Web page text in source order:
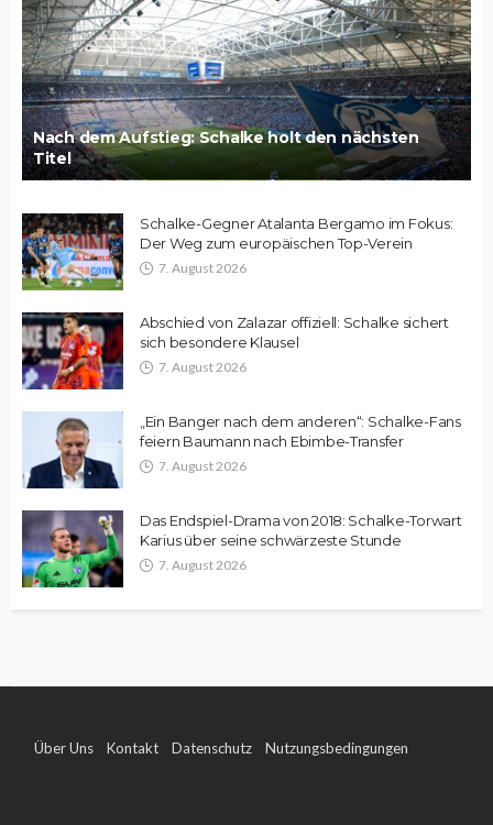
Nach dem Aufstieg: Schalke holt den nächsten
Titel
Schalke-Gegner Atalanta Bergamo im Fokus:
Der Weg zum europäischen Top-Verein
7. August 2026
Abschied von Zalazar offiziell: Schalke sichert
sich besondere Klausel
7. August 2026
„Ein Banger nach dem anderen“: Schalke-Fans
feiern Baumann nach Ebimbe-Transfer
7. August 2026
Das Endspiel-Drama von 2018: Schalke-Torwart
Karius über seine schwärzeste Stunde
7. August 2026
Über Uns Kontakt Datenschutz Nutzungsbedingungen